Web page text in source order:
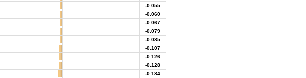
-0.055
-0.060
-0.067
-0.079
-0.085
-0.107
-0.126
-0.128
-0.184